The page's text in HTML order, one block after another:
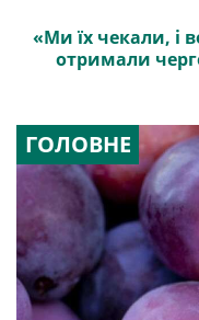
«Ми їх чекали, і
отримали
ГОЛОВНЕ